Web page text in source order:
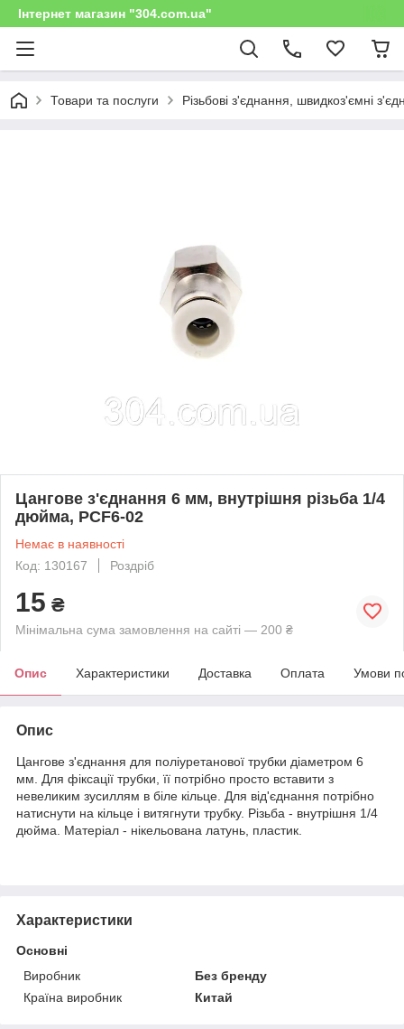
Інтернет магазин "304.com.ua"
Товари та послуги Різьбові з'єднання, швидкоз'ємні
Цангове з'єднання 6 мм, внутрішня різьба 1/4
дюйма, PCF6-02
Немає в наявності
Код: 130167
Роздріб
15 ₴
Мінімальна сума замовлення на сайті — 200 ₴
Опис Характеристики Доставка Оплата Умови
Опис
Цангове з'єднання для поліуретанової трубки діаметром 6
мм. Для фіксації трубки, її потрібно просто вставити з
невеликим зусиллям в біле кільце. Для від'єднання потрібно
натиснути на кільце і витягнути трубку. Різьба - внутрішня 1/4
дюйма. Матеріал - нікельована латунь, пластик.
Характеристики
Основні
Виробник
Без бренду
Країна виробник
Китай